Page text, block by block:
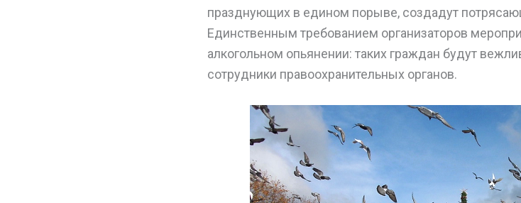
празднующих в едином порыве, создадут
Единственным требованием организаторов
алкогольном опьянении: таких граждан будут
сотрудники правоохранительных органов.